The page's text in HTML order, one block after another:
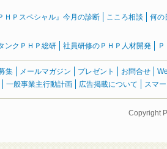
ＨＰスペシャル』今月の診断 こころ相談 何の
ンクＰＨＰ総研 社員研修のＰＨＰ人材開発
集 メールマガジン プレゼント お問合せ
一般事業主行動計画 広告掲載について スマ
Copyright